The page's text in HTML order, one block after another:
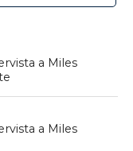
a Miles
a Miles